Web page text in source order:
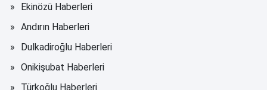
Ekinözü Haberleri
Andırın Haberleri
Dulkadiroğlu Haberleri
Onikişubat Haberleri
Türkoğlu Haberleri